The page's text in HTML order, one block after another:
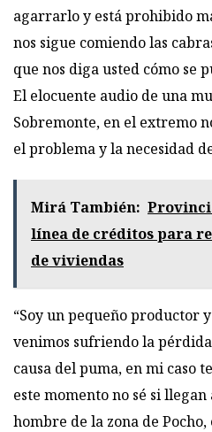
agarrarlo y está prohibido
nos sigue comiendo las
que nos diga usted cómo se
El elocuente audio de una
Sobremonte, en el extremo
el problema y la necesidad
Mirá También:
línea de créditos para
de viviendas
“Soy un pequeño productor
venimos sufriendo la
causa del puma, en mi caso
este momento no sé si
hombre de la zona de